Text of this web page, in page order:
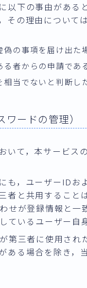
以下の事由がある
その理由について
の事項を届け出た
者からの申請であ
当でないと判断し
ードの管理）
いて，本サービス
も，ユーザーIDお
者と共用すること
せが登録情報と一
ているユーザー自
第三者に使用され
ある場合を除き，